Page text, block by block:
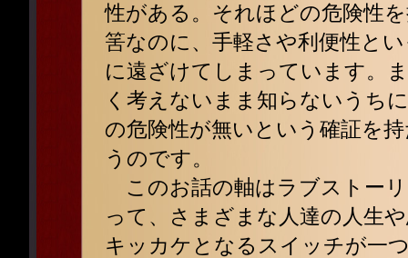
性がある。それほどの危険性
筈なのに、手軽さや利便性と
に遠ざけてしまっています。
く考えないまま知らないうち
の危険性が無いという確証を
うのです。
このお話の軸はラブストー
って、さまざまな人達の人生
キッカケとなるスイッチが一